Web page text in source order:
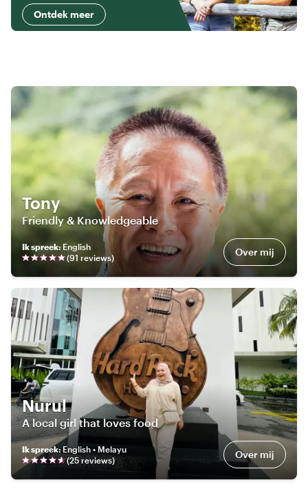
Ontdek meer
Tony
Friendly & Knowledgeable
Ik spreek: English
(91 reviews) Over mij
Nurul
A local girl that loves food
Ik spreek: English • Melayu
(25 reviews) Over mij